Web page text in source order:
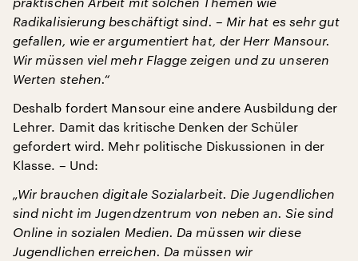
Radikalisierung beschäftigt sind. – Mir hat es sehr gut
gefallen, wie er argumentiert hat, der Herr Mansour.
Wir müssen viel mehr Flagge zeigen und zu unseren
Werten stehen.“
Deshalb fordert Mansour eine andere Ausbildung der
Lehrer. Damit das kritische Denken der Schüler
gefordert wird. Mehr politische Diskussionen in der
Klasse. – Und:
„Wir brauchen digitale Sozialarbeit. Die Jugendlichen
sind nicht im Jugendzentrum von neben an. Sie sind
Online in sozialen Medien. Da müssen wir diese
Jugendlichen erreichen. Da müssen wir